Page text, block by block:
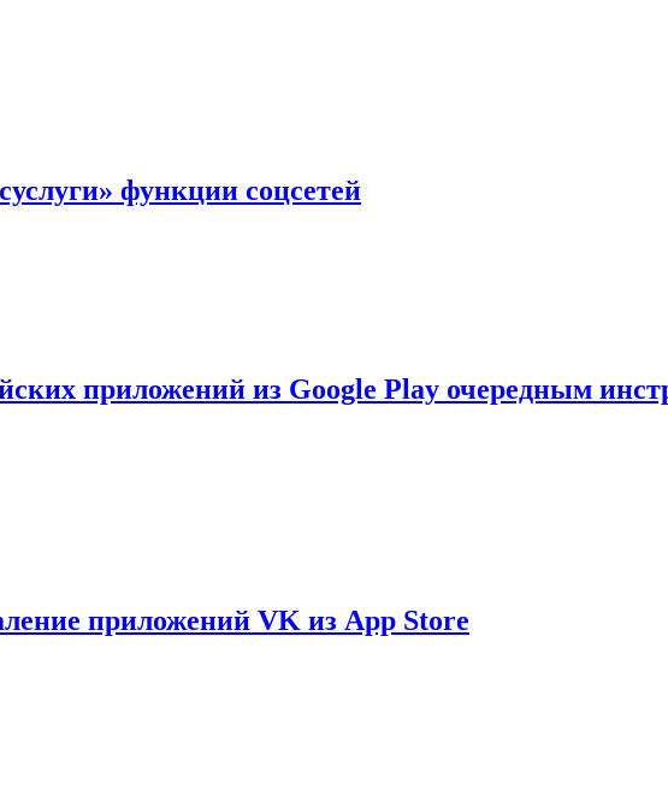
функции соцсетей
приложений из Google Play очередным
приложений VK из App Store